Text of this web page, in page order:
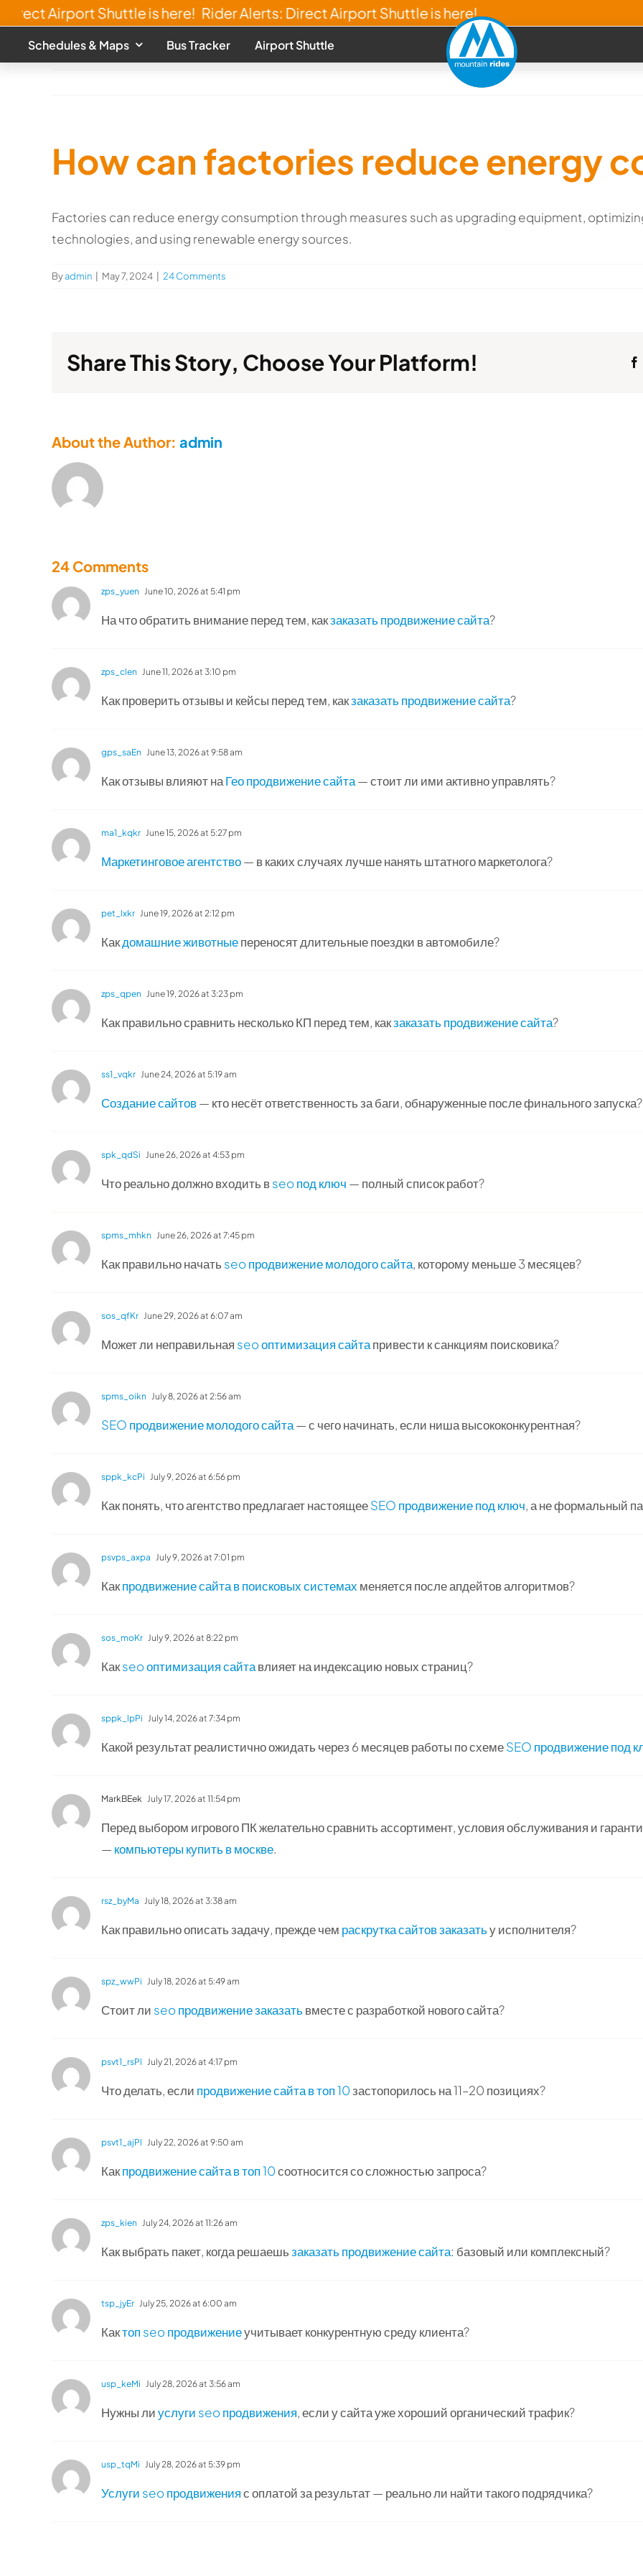
Skip
to
content
Airport Shuttle is here! Rider Alerts: Direct Airport Shuttle is here!
Schedules & Maps Bus Tracker Airport Shuttle
How can factories reduce energy
Factories can reduce energy consumption through measures such as upgrading equipment,
technologies, and using renewable energy sources.
Byadmin May 7, 2024 24 Comments
Share This Story, Choose Your Platform!
About the Author: admin
24 Comments
zps_yuen June 10, 2026 at 5:41 pm
На что обратить внимание перед тем, какзаказать продвижение сайта?
zps_clen June 11, 2026 at 3:10 pm
Как проверить отзывы и кейсы перед тем, какзаказать продвижение сайта?
gps_saEn June 13, 2026 at 9:58 am
Как отзывы влияют наГео продвижение сайта— стоит ли ими активно управлять?
ma1_kqkr June 15, 2026 at 5:27 pm
Маркетинговое агентство— в каких случаях лучше нанять штатного маркетолога?
pet_lxkr June 19, 2026 at 2:12 pm
Какдомашние животныепереносят длительные поездки в автомобиле?
zps_qpen June 19, 2026 at 3:23 pm
Как правильно сравнить несколько КП перед тем, какзаказать продвижение сайта?
ss1_vqkr June 24, 2026 at 5:19 am
Создание сайтов— кто несёт ответственность за баги, обнаруженные после финального запуска?
spk_qdSi June 26, 2026 at 4:53 pm
Что реально должно входить вseo под ключ — полный список работ?
spms_mhkn June 26, 2026 at 7:45 pm
Как правильно начать seo продвижение молодого сайта, которому меньше 3 месяцев?
sos_qfKr June 29, 2026 at 6:07 am
Может ли неправильная seo оптимизация сайтапривести к санкциям поисковика?
spms_oikn July 8, 2026 at 2:56 am
SEO продвижение молодого сайта— с чего начинать, если ниша высококонкурентная?
sppk_kcPi July 9, 2026 at 6:56 pm
Как понять, что агентство предлагает настоящееSEO продвижение под ключ, а не формальный
psvps_axpa July 9, 2026 at 7:01 pm
Какпродвижение сайта в поисковых системах меняется после апдейтов алгоритмов?
sos_moKr July 9, 2026 at 8:22 pm
Какseo оптимизация сайтавлияет на индексацию новых страниц?
sppk_lpPi July 14, 2026 at 7:34 pm
Какой результат реалистично ожидать через 6 месяцев работы по схемеSEO продвижение под
MarkBEek July 17, 2026 at 11:54 pm
Перед выбором игрового ПК желательно сравнить ассортимент, условия обслуживания и
— компьютеры купить в москве.
rsz_byMa July 18, 2026 at 3:38 am
Как правильно описать задачу, прежде чем раскрутка сайтов заказатьу исполнителя?
spz_wwPi July 18, 2026 at 5:49 am
Стоит ли seo продвижение заказатьвместе с разработкой нового сайта?
psvt1_rsPl July 21, 2026 at 4:17 pm
Что делать, если продвижение сайта в топ 10застопорилось на 11–20 позициях?
psvt1_ajPl July 22, 2026 at 9:50 am
Какпродвижение сайта в топ 10соотносится со сложностью запроса?
zps_kien July 24, 2026 at 11:26 am
Как выбрать пакет, когда решаешьзаказать продвижение сайта: базовый или комплексный?
tsp_jyEr July 25, 2026 at 6:00 am
Кактоп seo продвижениеучитывает конкурентную среду клиента?
usp_keMi July 28, 2026 at 3:56 am
Нужны лиуслуги seo продвижения, если у сайта уже хороший органический трафик?
usp_tqMi July 28, 2026 at 5:39 pm
Услуги seo продвиженияс оплатой за результат — реально ли найти такого подрядчика?